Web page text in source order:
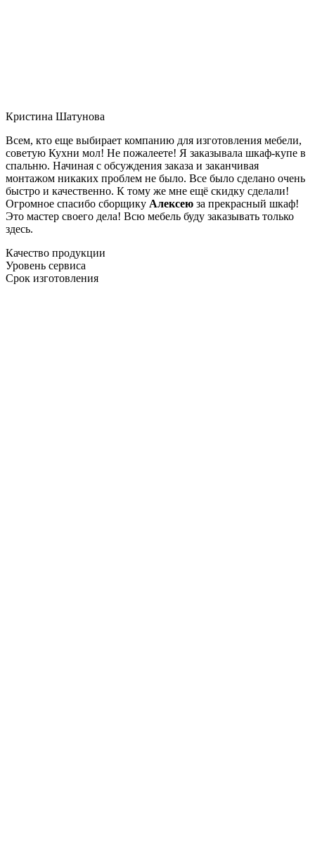
Кристина Шатунова
Всем, кто еще выбирает компанию для изготовления мебели,
советую Кухни мол! Не пожалеете! Я заказывала шкаф-купе в
спальню. Начиная с обсуждения заказа и заканчивая
монтажом никаких проблем не было. Все было сделано очень
быстро и качественно. К тому же мне ещё скидку сделали!
Огромное спасибо сборщику Алексею за прекрасный шкаф!
Это мастер своего дела! Всю мебель буду заказывать только
здесь.
Качество продукции
Уровень сервиса
Срок изготовления